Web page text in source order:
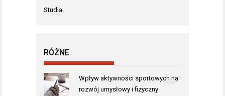
Studia
RÓŻNE
Wpływ aktywności sportowych na
rozwój umysłowy i fizyczny